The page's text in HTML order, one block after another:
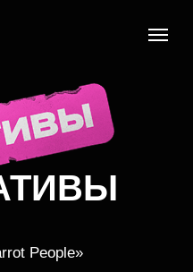
People»